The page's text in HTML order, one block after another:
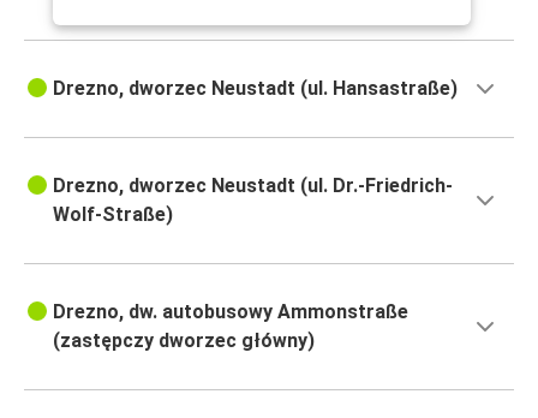
Drezno, dworzec Neustadt (ul. Hansastraße)
Drezno, dworzec Neustadt (ul. Dr.-Friedrich-
Wolf-Straße)
Drezno, dw. autobusowy Ammonstraße
(zastępczy dworzec główny)